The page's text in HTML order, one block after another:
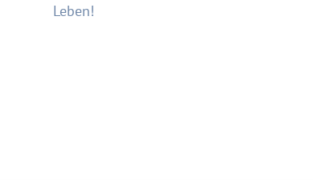
Leben!